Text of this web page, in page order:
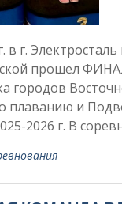
в г. Электросталь
прошел
городов
плаванию и
2026 г. В